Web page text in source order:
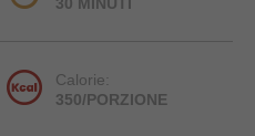
Calorie:
350/PORZIONE